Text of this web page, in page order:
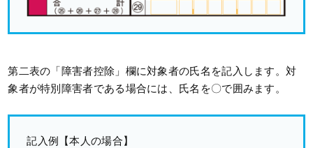
第二表の「障害者控除」欄に対象者の氏名を記入します。対
象者が特別障害者である場合には、氏名を〇で囲みます。
記入例【本人の場合】